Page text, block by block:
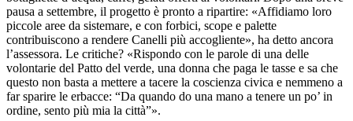
pausa a settembre, il progetto è pronto a ripartire: «Affidiamo loro
piccole aree da sistemare, e con forbici, scope e palette
contribuiscono a rendere Canelli più accogliente», ha detto ancora
l’assessora. Le critiche? «Rispondo con le parole di una delle
volontarie del Patto del verde, una donna che paga le tasse e sa che
questo non basta a mettere a tacere la coscienza civica e nemmeno a
far sparire le erbacce: “Da quando do una mano a tenere un po’ in
ordine, sento più mia la città”».